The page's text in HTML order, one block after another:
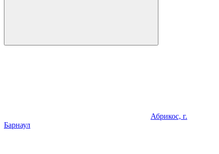
Абрикос, г.
Барнаул